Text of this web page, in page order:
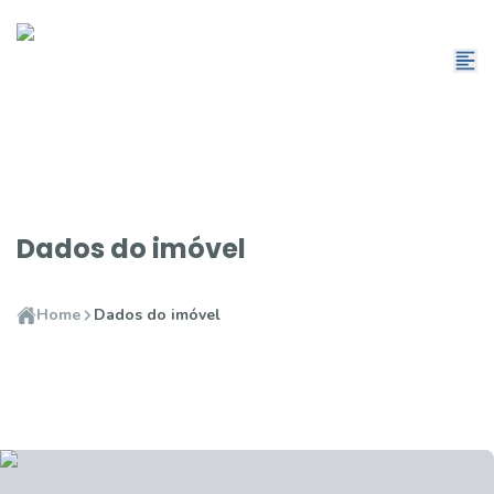
Dados do imóvel
Home Dados do imóvel